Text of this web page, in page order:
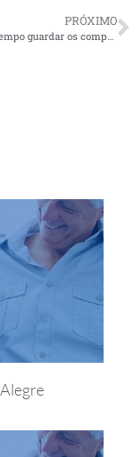
PRÓXIMO
Por quanto tempo guardar os comprovantes de contas já pagas